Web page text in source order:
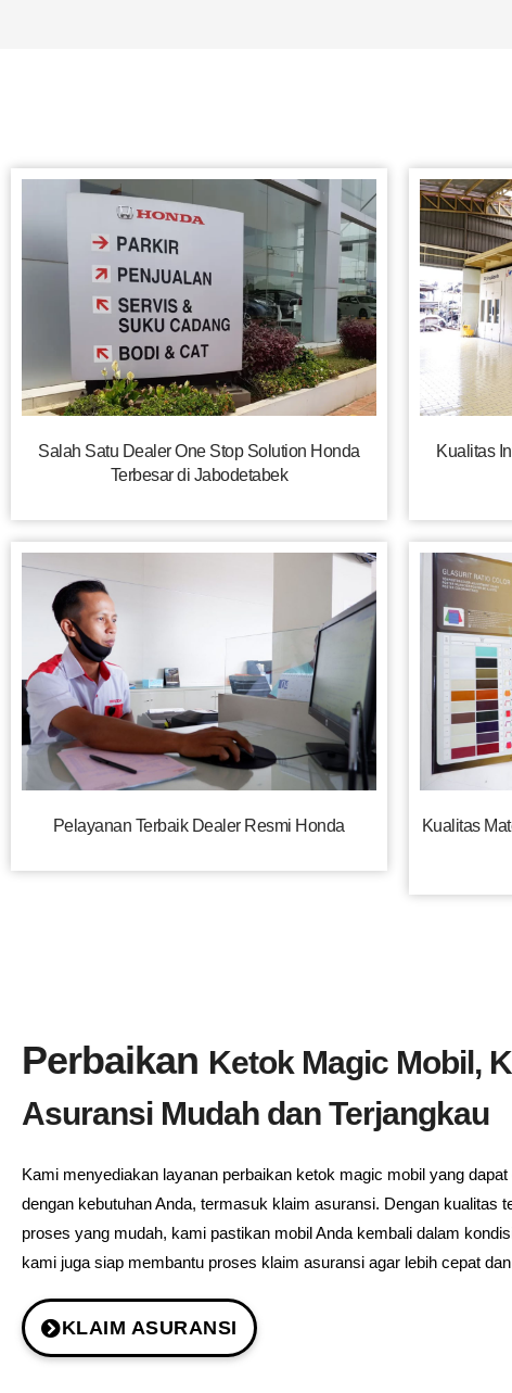
Salah Satu Dealer One Stop Solution Honda
Terbesar di Jabodetabek
Kualitas
Pelayanan Terbaik Dealer Resmi Honda
Kualitas
Perbaikan Ketok Magic Mobil,
Asuransi Mudah dan Terjangkau
Kami menyediakan layanan perbaikan ketok magic mobil yang
dengan kebutuhan Anda, termasuk klaim asuransi. Dengan kualitas
proses yang mudah, kami pastikan mobil Anda kembali dalam
kami juga siap membantu proses klaim asuransi agar lebih cepat
KLAIM ASURANSI